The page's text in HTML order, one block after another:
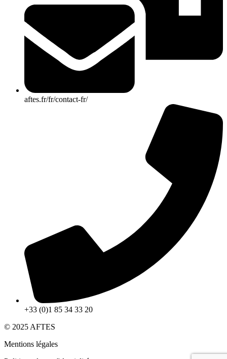
aftes.fr/fr/contact-fr/
+33 (0)1 85 34 33 20
© 2025 AFTES
Mentions légales